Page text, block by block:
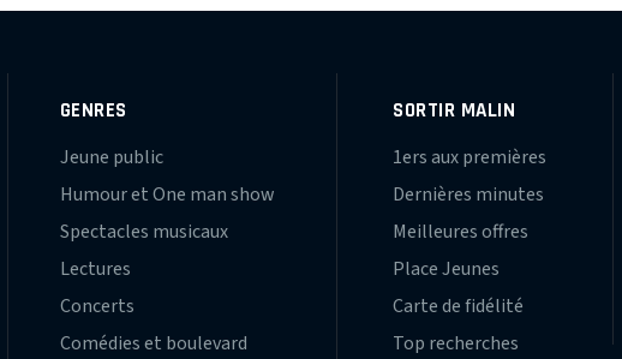
GENRES
Jeune public
Humour et One man show
Spectacles musicaux
Lectures
Concerts
Comédies et boulevard
SORTIR MALIN
1ers aux premières
Dernières minutes
Meilleures offres
Place Jeunes
Carte de fidélité
Top recherches